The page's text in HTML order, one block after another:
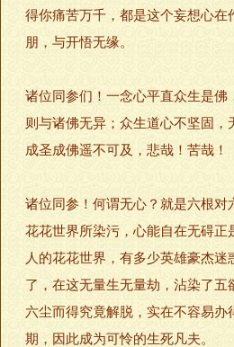
得你痛苦万千，都是这个妄想心
朋，与开悟无缘。
诸位同参们！一念心平直众生是
则与诸佛无异；众生道心不坚固
成圣成佛遥不可及，悲哉！苦哉！
诸位同参！何谓无心？就是六根
花花世界所染污，心能自在无碍
人的花花世界，有多少英雄豪杰
了，在这无量生无量劫，沾染了
六尘而得究竟解脱，实在不容易
期，因此成为可怜的生死凡夫。